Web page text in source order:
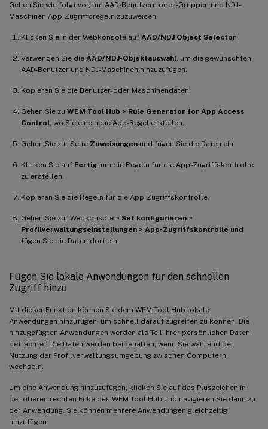
Gehen Sie wie folgt vor, um AAD-Benutzern oder -Gruppen und NDJ-
Maschinen App-Zugriffsregeln zuzuweisen.
Klicken Sie in der Webkonsole auf AAD/NDJ Object Selector
Verwenden Sie die AAD/NDJ-Objektauswahl , um die gewünschten
AAD-Benutzer und NDJ-Maschinen hinzuzufügen.
Kopieren Sie die Benutzer- oder Maschinendaten.
Gehen Sie zu WEM Tool Hub > Rule Generator for App Access
Control , wo Sie eine neue App-Regel erstellen.
Gehen Sie zur Seite Zuweisungen und fügen Sie die Daten ein.
Klicken Sie auf Fertig , um die Regeln für die App-Zugriffskontrolle
zu erstellen.
Kopieren Sie die Regeln für die App-Zugriffskontrolle.
Gehen Sie zur Webkonsole > Set konfigurieren >
Profilverwaltungseinstellungen > App-Zugriffskontrolle und
fügen Sie die Daten dort ein.
Fügen Sie lokale Anwendungen für den schnellen
Zugriff hinzu
Mit dieser Funktion können Sie dem WEM Tool Hub lokale
Anwendungen hinzufügen, um schnell darauf zugreifen zu können. Die
hinzugefügten Anwendungen werden als Teil Ihrer persönlichen Daten
betrachtet. Die Daten werden beibehalten, wenn Sie während der
Nutzung der Profilverwaltungsumgebung zwischen Computern
wechseln.
Um eine Anwendung hinzuzufügen, klicken Sie auf das Pluszeichen in
der oberen rechten Ecke des WEM Tool Hub und navigieren Sie dann zu
der Anwendung. Sie können mehrere Anwendungen gleichzeitig
hinzufügen.